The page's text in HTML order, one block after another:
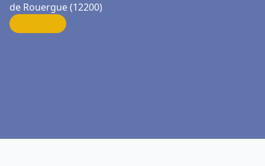
de Rouergue (12200)